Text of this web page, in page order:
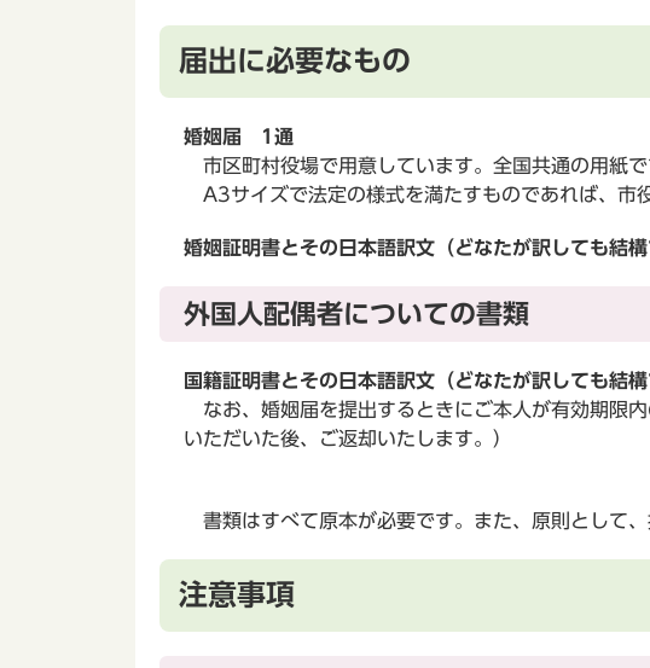
届出に必要なもの
婚姻届 1通
市区町村役場で用意しています。全国共通の用紙で
A3サイズで法定の様式を満たすものであれば、市
婚姻証明書とその日本語訳文（どなたが訳しても結
外国人配偶者についての書類
国籍証明書とその日本語訳文（どなたが訳しても結
なお、婚姻届を提出するときにご本人が有効期限
いただいた後、ご返却いたします。）
書類はすべて原本が必要です。また、原則として、
注意事項